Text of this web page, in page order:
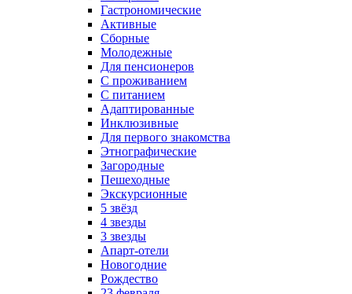
Гастрономические
Активные
Сборные
Молодежные
Для пенсионеров
С проживанием
С питанием
Адаптированные
Инклюзивные
Для первого знакомства
Этнографические
Загородные
Пешеходные
Экскурсионные
5 звёзд
4 звезды
3 звезды
Апарт-отели
Новогодние
Рождество